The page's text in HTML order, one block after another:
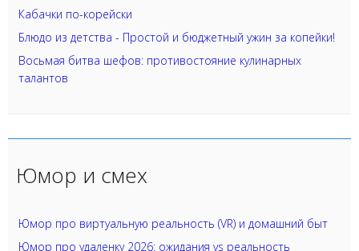
Кабачки по-корейски
Блюдо из детства - Простой и бюджетный ужин за копейки!
Восьмая битва шефов: противостояние кулинарных
талантов
Юмор и смех
Юмор про виртуальную реальность (VR) и домашний быт
Юмор про удаленку 2026: ожидания vs реальность